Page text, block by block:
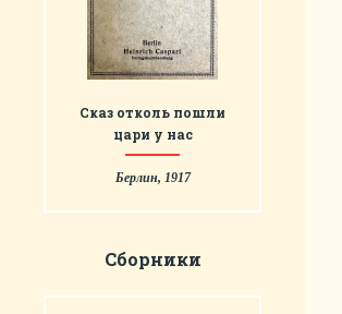
Сказ отколь пошли
цари у нас
Берлин, 1917
Сборники